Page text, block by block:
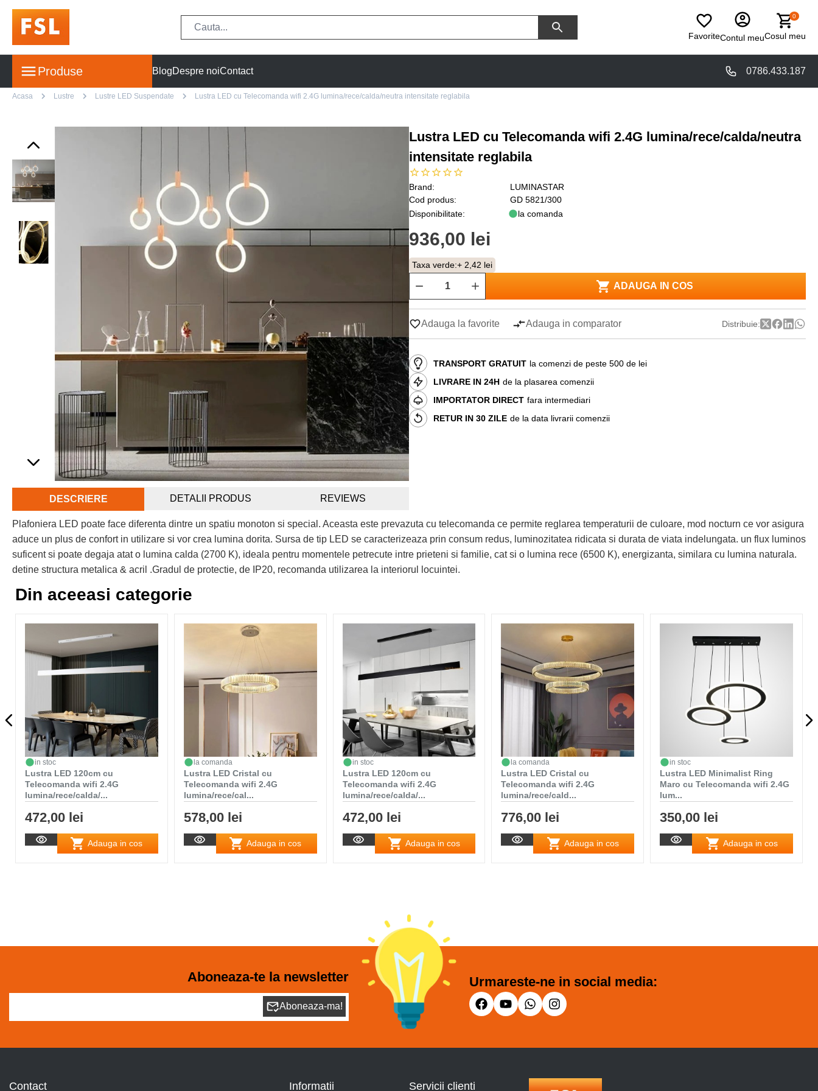
FavoriteContul meu
0
Cosul meu
Produse BlogDespre noiContact 0786.433.187
Acasa Lustre Lustre LED Suspendate Lustra LED cu Telecomanda wifi 2.4G lumina/rece/calda/neutra intensitate reglabila
Lustra LED cu Telecomanda wifi 2.4G lumina/rece/calda/neutra
intensitate reglabila
Brand:
LUMINASTAR
Cod produs:
GD 5821/300
Disponibilitate:
la comanda
936,00 lei
Taxa verde:+ 2,42 lei
ADAUGA IN COS
Adauga la favorite Adauga in comparator Distribuie:
TRANSPORT GRATUIT la comenzi de peste 500 de lei
LIVRARE IN 24H de la plasarea comenzii
IMPORTATOR DIRECT fara intermediari
RETUR IN 30 ZILE de la data livrarii comenzii
DESCRIERE DETALII PRODUS REVIEWS
Plafoniera LED poate face diferenta dintre un spatiu monoton si special. Aceasta este prevazuta cu telecomanda ce permite reglarea temperaturii de culoare, mod nocturn ce vor asigura
aduce un plus de confort in utilizare si vor crea lumina dorita. Sursa de tip LED se caracterizeaza prin consum redus, luminozitatea ridicata si durata de viata indelungata. un flux luminos
suficent si poate degaja atat o lumina calda (2700 K), ideala pentru momentele petrecute intre prieteni si familie, cat si o lumina rece (6500 K), energizanta, similara cu lumina naturala.
detine structura metalica & acril .Gradul de protectie, de IP20, recomanda utilizarea la interiorul locuintei.
Din aceeasi categorie
in stoc
Lustra LED 120cm cu
Telecomanda wifi 2.4G
lumina/rece/calda/...
472,00 lei
Adauga in cos
la comanda
Lustra LED Cristal cu
Telecomanda wifi 2.4G
lumina/rece/cal...
578,00 lei
Adauga in cos
in stoc
Lustra LED 120cm cu
Telecomanda wifi 2.4G
lumina/rece/calda/...
472,00 lei
Adauga in cos
la comanda
Lustra LED Cristal cu
Telecomanda wifi 2.4G
lumina/rece/cald...
776,00 lei
Adauga in cos
in stoc
Lustra LED Minimalist Ring
Maro cu Telecomanda wifi 2.4G
lum...
350,00 lei
Adauga in cos
Aboneaza-te la newsletter
Aboneaza-ma!
Urmareste-ne in social media:
Contact Informatii Servicii clienti